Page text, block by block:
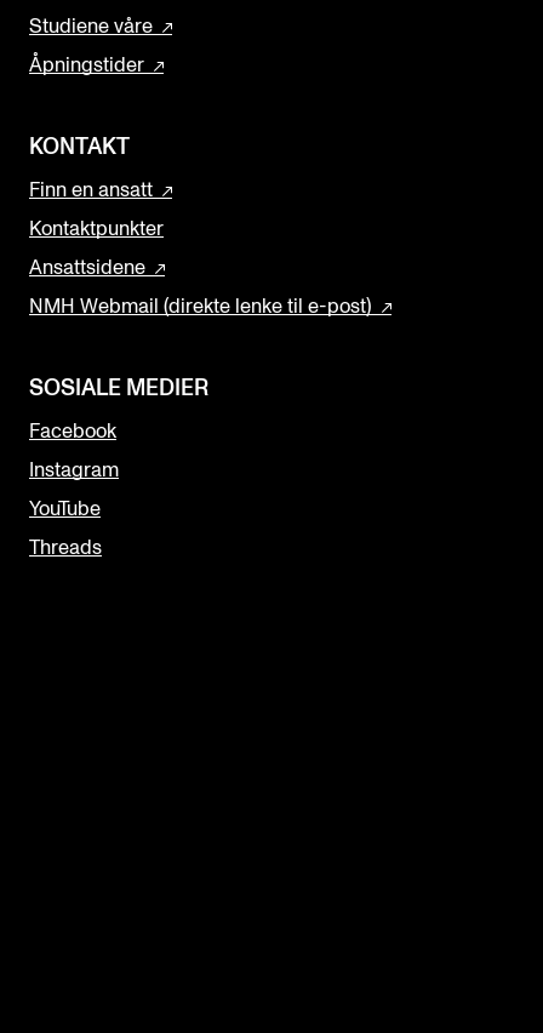
Studiene våre
Åpningstider
KONTAKT
Finn en ansatt
Kontaktpunkter
Ansattsidene
NMH Webmail (direkte lenke til e-post)
SOSIALE MEDIER
Facebook
Instagram
YouTube
Threads